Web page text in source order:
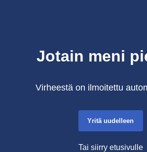
Jotain meni
Virheestä on ilmoitettu
Yritä uudelleen
Tai siirry etusivulle